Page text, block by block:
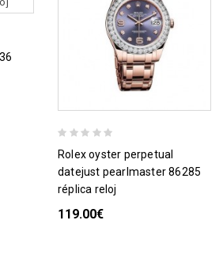
rolex oyster perpetual
datejust pearlmaster 86285
réplica reloj
119.00€